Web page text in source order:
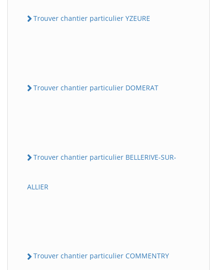
Trouver chantier particulier YZEURE
Trouver chantier particulier DOMERAT
Trouver chantier particulier BELLERIVE-SUR-
ALLIER
Trouver chantier particulier COMMENTRY